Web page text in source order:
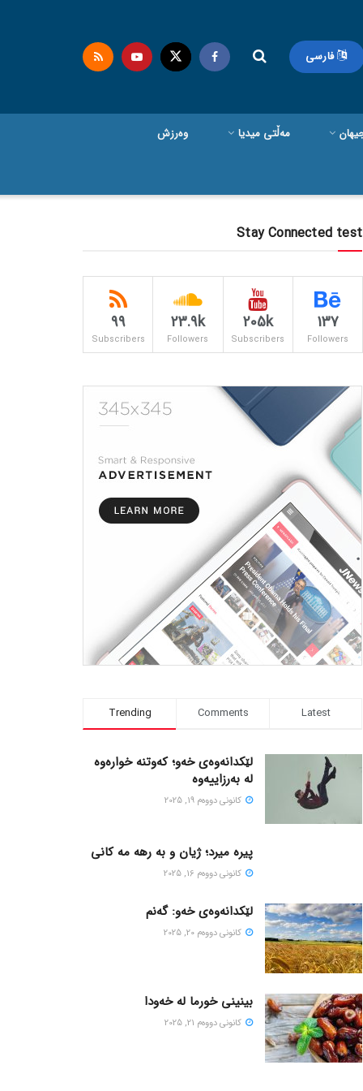
فارسی
مەڵتی میدیا وەرزش
Stay Connected test
137
Followers
205k
Subscribers
23.9k
Followers
99
Subscribers
Trending Comments Latest
لێکدانەوەی خەو؛ کەوتنە خوارەوە
لە بەرزاییەوە
كانونی دووه‌م 19, 2025
پیره میرد؛ ژیان و به رهه مه کانی
كانونی دووه‌م 16, 2025
لێکدانەوەی خەو: گەنم
كانونی دووه‌م 20, 2025
بینینی خورما لە خەودا
كانونی دووه‌م 21, 2025